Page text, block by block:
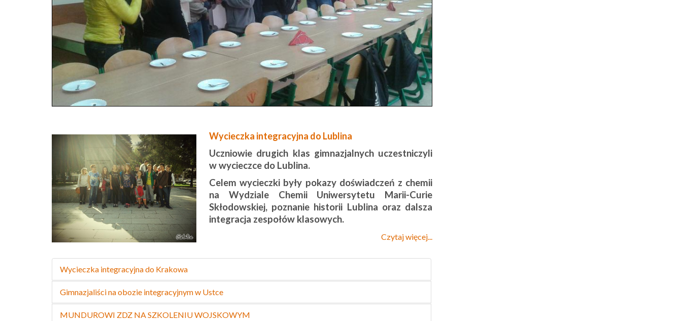
Wycieczka integracyjna do Lublina
Uczniowie drugich klas gimnazjalnych uczestniczyli
w wycieczce do Lublina.
Celem wycieczki były pokazy doświadczeń z chemii
na Wydziale Chemii Uniwersytetu Marii-Curie
Skłodowskiej, poznanie historii Lublina oraz dalsza
integracja zespołów klasowych.
Czytaj więcej...
Wycieczka integracyjna do Krakowa
Gimnazjaliści na obozie integracyjnym w Ustce
MUNDUROWI ZDZ NA SZKOLENIU WOJSKOWYM